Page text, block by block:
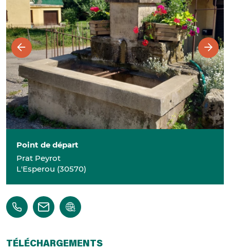
Point de départ
Prat Peyrot
L'Esperou (30570)
TÉLÉCHARGEMENTS